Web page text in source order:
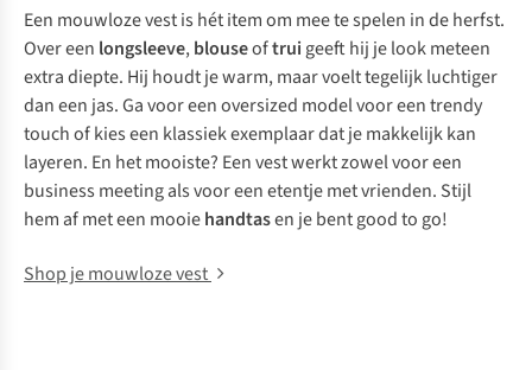
Een mouwloze vest is hét item om mee te spelen in de herfst.
Over een longsleeve,blouseoftrui geeft hij je look meteen
extra diepte. Hij houdt je warm, maar voelt tegelijk luchtiger
dan een jas. Ga voor een oversized model voor een trendy
touch of kies een klassiek exemplaar dat je makkelijk kan
layeren. En het mooiste? Een vest werkt zowel voor een
business meeting als voor een etentje met vrienden. Stijl
hem af met een mooiehandtasen je bent good to go!
Shop je mouwloze vest